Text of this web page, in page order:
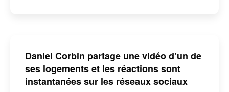
Daniel Corbin partage une vidéo d’un de
ses logements et les réactions sont
instantanées sur les réseaux sociaux